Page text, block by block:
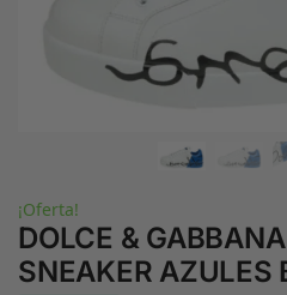
¡Oferta!
DOLCE &
SNEAKER AZULES